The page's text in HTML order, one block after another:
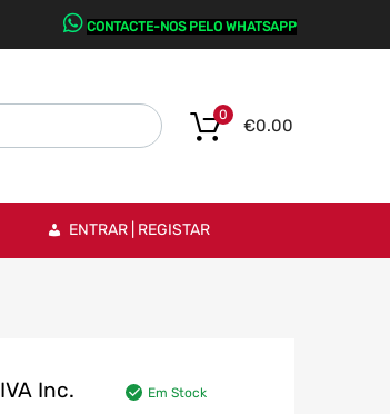
CONTACTE-NOS PELO WHATSAPP
€0.00
0
ENTRAR | REGISTAR
IVA Inc. Em Stock